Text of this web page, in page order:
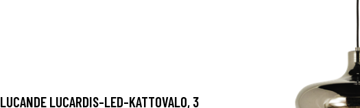
LUCANDE LUCARDIS-LED-KATTOVALO, 3